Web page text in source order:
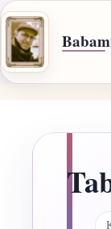
İçeriğe
geç